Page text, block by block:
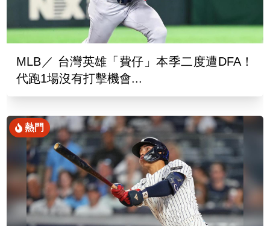
MLB／ 台灣英雄「費仔」本季二度遭DFA！
代跑1場沒有打擊機會...
熱門